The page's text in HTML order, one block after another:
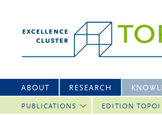
ABOUT RESEARCH
PUBLICATIONS EDITION TOPOI